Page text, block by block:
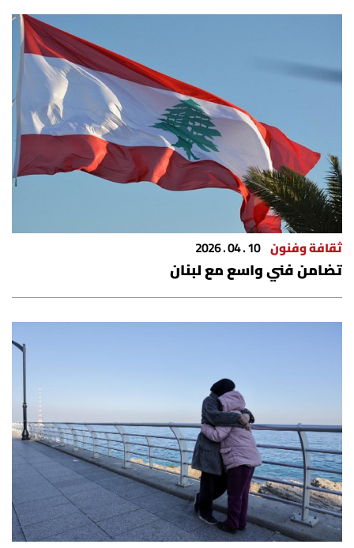
ثقافة وفنون 10 . 04 . 2026
تضامن فني واسع مع لبنان